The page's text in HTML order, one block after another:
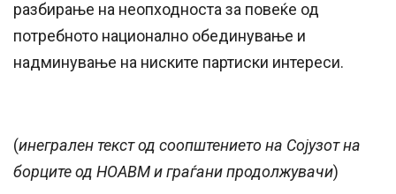
разбирање на неопходноста за повеќе од
потребното национално обединување и
надминување на ниските партиски интереси.
(инегрален текст од соопштението на Сојузот на
борците од НОАВМ и граѓани продолжувачи)